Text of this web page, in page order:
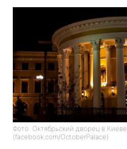
Фото: Октябрьский дворец в Киеве
(facebook.com/OctoberPalace)